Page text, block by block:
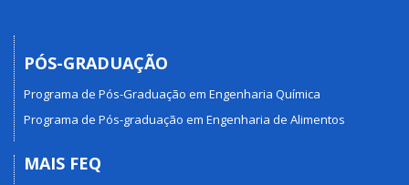
PÓS-GRADUAÇÃO
Programa de Pós-Graduação em Engenharia Química
Programa de Pós-graduação em Engenharia de Alimentos
MAIS FEQ